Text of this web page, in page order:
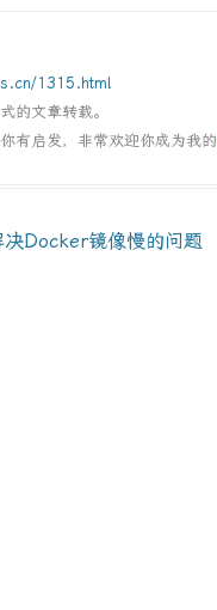
1315.html
的文章转载。
有启发，非常欢迎你成为我的
Docker镜像慢的问题